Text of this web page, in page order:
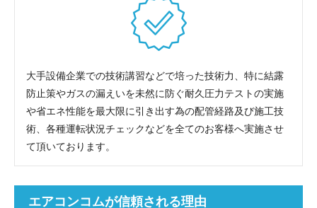
大手設備企業での技術講習などで培った技術力、特に結露
防止策やガスの漏えいを未然に防ぐ耐久圧力テストの実施
や省エネ性能を最大限に引き出す為の配管経路及び施工技
術、各種運転状況チェックなどを全てのお客様へ実施させ
て頂いております。
エアコンコムが信頼される理由